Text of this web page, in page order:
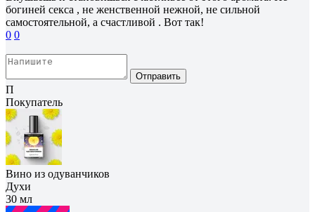
богиней секса , не женственной нежной, не сильной
самостоятельной, а счастливой . Вот так!
0 0
Отправить
П
Покупатель
Вино из одуванчиков
Духи
30 мл